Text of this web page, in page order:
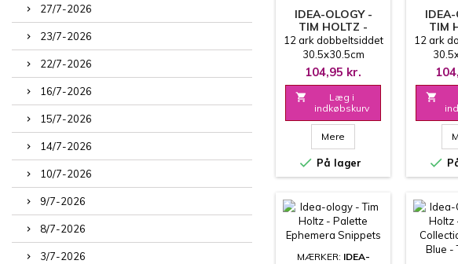
27/7-2026
23/7-2026
22/7-2026
16/7-2026
15/7-2026
14/7-2026
10/7-2026
9/7-2026
8/7-2026
3/7-2026
IDEA-OLOGY -
TIM HOLTZ -
PALETTE
COLLECTION
12X12 - MULTI -
TH94466
12 ark dobbeltsiddet
30.5x30.5cm
104,95 kr.

Læg i
indkøbskurv
Mere
 På lager
TIM
12 ark


MÆRKER: IDEA-